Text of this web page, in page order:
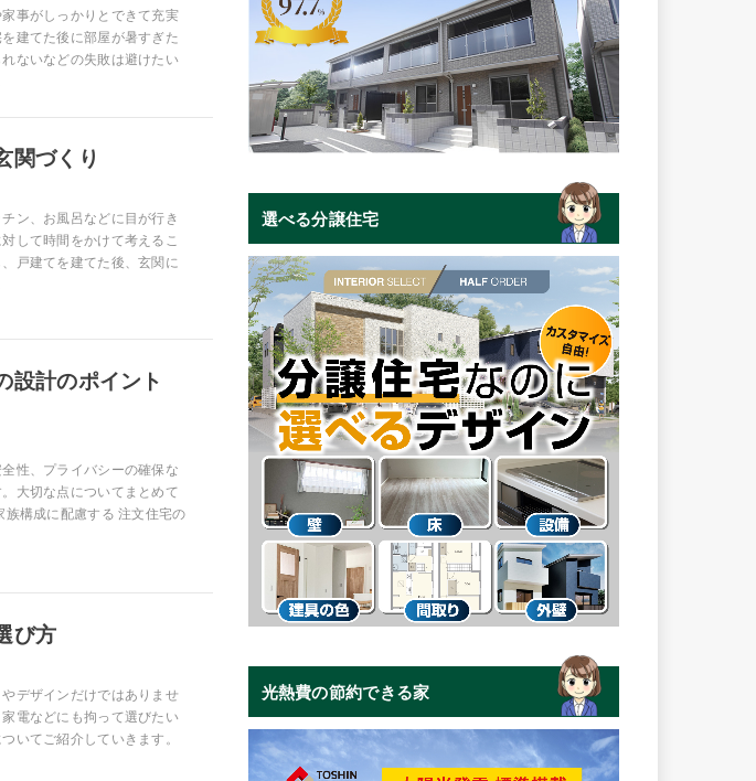
事がしっかりとできて充実
建てた後に部屋が暑すぎた
ないなどの失敗は避けたい
関づくり
ン、お風呂などに目が行き
して時間をかけて考えるこ
戸建てを建てた後、玄関に
設計のポイント
性、プライバシーの確保な
大切な点についてまとめて
構成に配慮する 注文住宅の
び方
デザインだけではありませ
電などにも拘って選びたい
いてご紹介していきます。
選べる分譲住宅
光熱費の節約できる家